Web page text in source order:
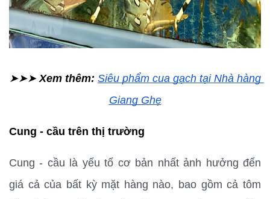
➤➤➤ Xem thêm: Siêu phẩm cua gạch tại Nhà hàng
Giang Ghẹ
Cung - cầu trên thị trường
Cung - cầu là yếu tố cơ bản nhất ảnh hưởng đến
giá cả của bất kỳ mặt hàng nào, bao gồm cả tôm